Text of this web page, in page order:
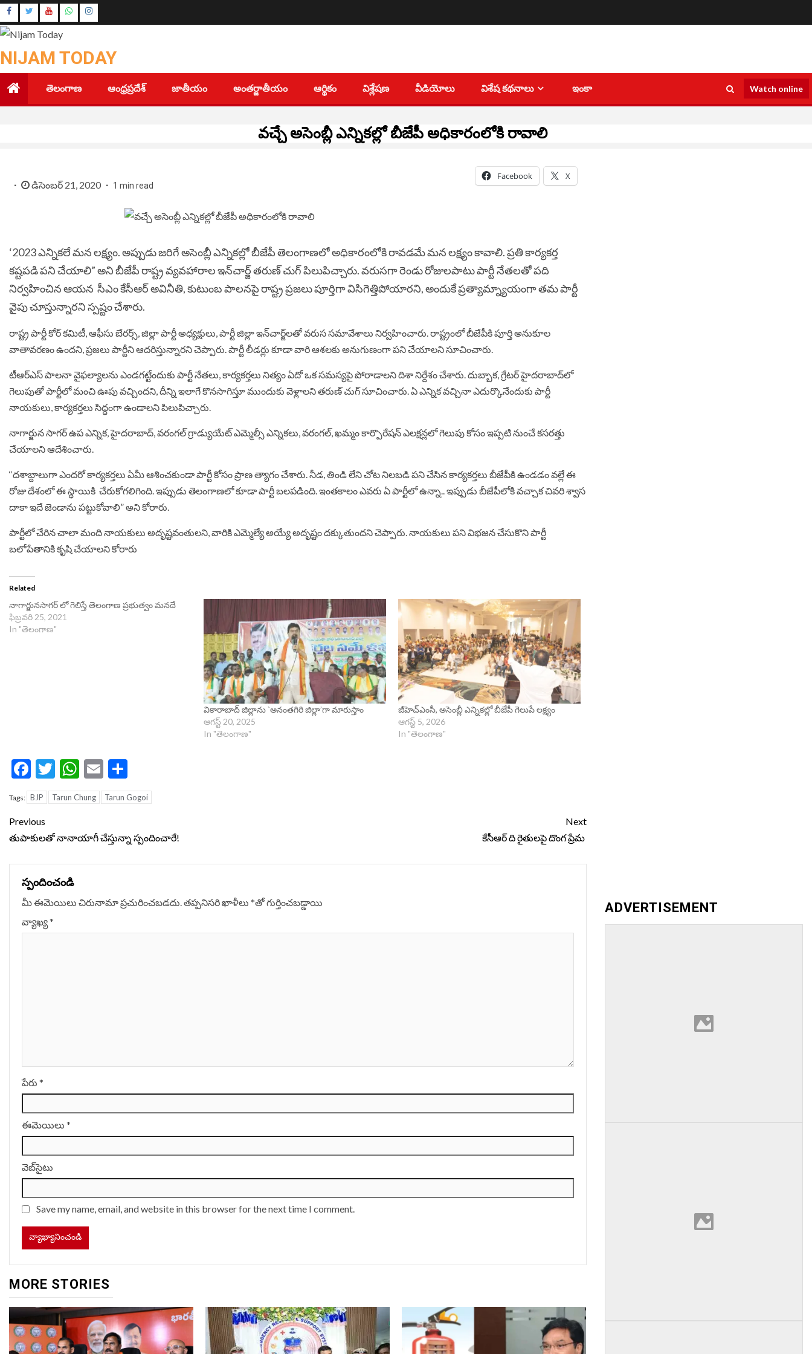
Skip
to
content
Youtube
Instagram
NIJAM TODAY
తెలంగాణ ఆంధ్రప్రదేశ్ జాతీయం అంతర్జాతీయం ఆర్థికం విశ్లేషణ వీడియోలు విశేష కథనాలు ఇంకా Watch online
వచ్చే అసెంబ్లీ ఎన్నికల్లో బీజేపీ అధికారంలోకి రావాలి
డిసెంబర్ 21, 2020 1 min read
Facebook X
‘2023 ఎన్నికలే మన లక్ష్యం. అప్పుడు జరిగే అసెంబ్లీ ఎన్నికల్లో బీజేపీ తెలంగాణలో అధికారంలోకి రావడమే మన లక్ష్యం కావాలి. ప్రతి కార్యకర్త
కష్టపడి పని చేయాలి” అని బీజేపీ రాష్ట్ర వ్యవహారాల ఇన్​చార్జ్ తరుణ్ చుగ్ పిలుపిచ్చారు.వరుసగా రెండు రోజులపాటు పార్టీ నేతలతో పది
నిర్వహించిన ఆయన సీఎం కేసీఆర్ అవినీతి, కుటుంబ పాలనపై రాష్ట్ర ప్రజలు పూర్తిగా విసిగెత్తిపోయారని, అందుకే ప్రత్యామ్న్యాయంగా తమ పార్టీ
వైపు చూస్తున్నారని స్పష్టం చేశారు.
రాష్ట్ర పార్టీ కోర్ కమిటీ, ఆఫీసు బేరర్స్, జిల్లా పార్టీ అధ్యక్షులు, పార్టీ జిల్లా ఇన్​చార్జ్​లతో వరుస సమావేశాలు నిర్వహించారు. రాష్ట్రంలో బీజేపీకి పూర్తి అనుకూల
వాతావరణం ఉందని, ప్రజలు పార్టీని ఆదరిస్తున్నారని చెప్పారు. పార్టీ లీడర్లు కూడా వారి ఆశలకు అనుగుణంగా పని చేయాలని సూచించారు.
టీఆర్ఎస్ పాలనా వైఫల్యాలను ఎండగట్టేందుకు పార్టీ నేతలు, కార్యకర్తలు నిత్యం ఏదో ఒక సమస్యపై పోరాడాలని దిశా నిర్దేశం చేశారు. దుబ్బాక, గ్రేటర్ హైదరాబాద్​లో
గెలుపుతో పార్టీలో మంచి ఊపు వచ్చిందని, దీన్ని ఇలాగే కొనసాగిస్తూ ముందుకు వెళ్లాలని తరుణ్ చుగ్ సూచించారు. ఏ ఎన్నిక వచ్చినా ఎదుర్కొనేందుకు పార్టీ
నాయకులు, కార్యకర్తలు సిద్ధంగా ఉండాలని పిలుపిచ్చారు.
నాగార్జున సాగర్ ఉప ఎన్నిక, హైదరాబాద్, వరంగల్ గ్రాడ్యుయేట్ ఎమ్మెల్సీ ఎన్నికలు, వరంగల్, ఖమ్మం కార్పొరేషన్ ఎలక్షన్లలో గెలుపు కోసం ఇప్పటి నుంచే కసరత్తు
చేయాలని ఆదేశించారు.
‘‘దశాబ్దాలుగా ఎందరో కార్యకర్తలు ఏమీ ఆశించకుండా పార్టీ కోసం ప్రాణ త్యాగం చేశారు. నీడ, తిండి లేని చోట నిలబడి పని చేసిన కార్యకర్తలు బీజేపీకి ఉండడం వల్లే ఈ
రోజు దేశంలో ఈ స్థాయికి చేరుకోగలిగింది. ఇప్పుడు తెలంగాణలో కూడా పార్టీ బలపడింది. ఇంతకాలం ఎవరు ఏ పార్టీలో ఉన్నా.. ఇప్పుడు బీజేపీలోకి వచ్చాక చివరి శ్వాస
దాకా ఇదే జెండాను పట్టుకోవాలి” అని కోరారు.
పార్టీలో చేరిన చాలా మంది నాయకులు అదృష్టవంతులని, వారికి ఎమ్మెల్యే అయ్యే అదృష్టం దక్కుతుందని చెప్పారు. నాయకులు పని విభజన చేసుకొని పార్టీ
బలోపేతానికి కృషి చేయాలని కోరారు
Related
నాగార్జునసాగర్ లో గెలిస్తే తెలంగాణ ప్రభుత్వం మనదే
ఫిబ్రవరి 25, 2021
In "తెలంగాణ"
వికారాబాద్ జిల్లాను `అనంతగిరి జిల్లా’గా మారుస్తాం
ఆగస్ట్ 20, 2025
In "తెలంగాణ"
జీహెచ్ఎంసీ, అసెంబ్లీ ఎన్నికల్లో బీజేపీ గెలుపే లక్ష్యం
ఆగస్ట్ 5, 2026
In "తెలంగాణ"
Facebook
Twitter
WhatsApp
Email
Tags: BJP Tarun Chung Tarun Gogoi
Continue
Reading
Previous
తుపాకులతో నానాయాగీ చేస్తున్నా స్పందించారే!
Next
కేసీఆర్ ది రైతులపై దొంగ ప్రేమ
స్పందించండి
మీ ఈమెయిలు చిరునామా ప్రచురించబడదు.తప్పనిసరి ఖాళీలు *‌తో గుర్తించబడ్డాయి
వ్యాఖ్య*
పేరు *
ఈమెయిలు *
వెబ్‌సైటు
Save my name, email, and website in this browser for the next time I comment.
MORE STORIES
ADVERTISEMENT